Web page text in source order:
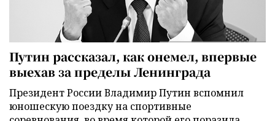
Путин рассказал, как онемел, впервые
выехав за пределы Ленинграда
Президент России Владимир Путин вспомнил
юношескую поездку на спортивные